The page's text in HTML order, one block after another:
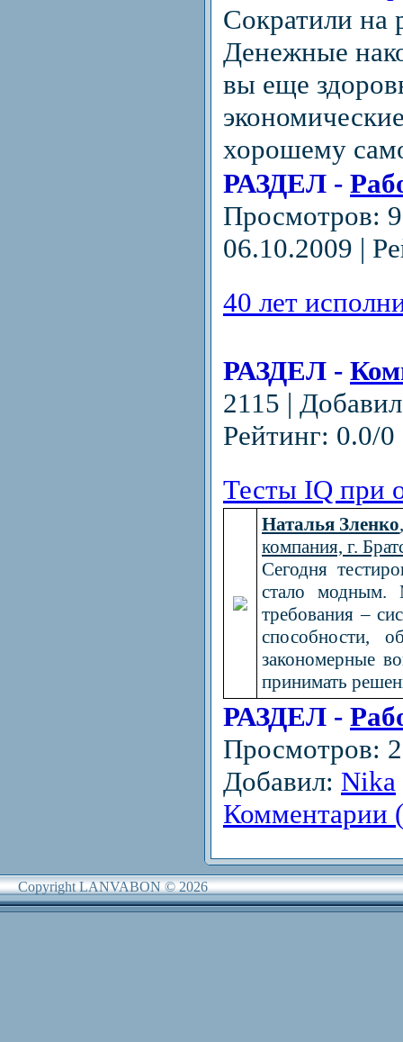
Сократили на
Денежные
вы еще
хорошему
РАЗДЕЛ -
Просмотров:
06.10.2009 |
40 лет
РАЗДЕЛ -
2115 |
Рейтинг: 0.0/
Тесты IQ при
Наталья Зленко
компания, г.
Сегодня
стало модным.
требования –
способности,
закономерные
принимать
РАЗДЕЛ -
Просмотров:
Добавил: Nika
Комментарии
Copyright LANVABON © 2026